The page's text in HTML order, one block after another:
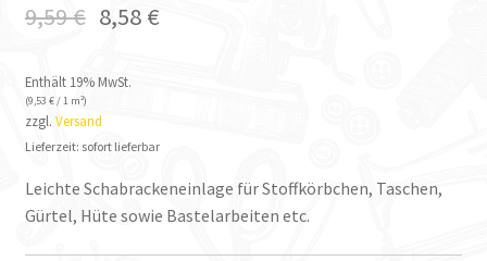
9,59€ 8,58 €
Enthält 19% MwSt.
(9,53 €/ 1 m²)
zzgl. Versand
Lieferzeit: sofort lieferbar
Leichte Schabrackeneinlage für Stoffkörbchen, Taschen,
Gürtel, Hüte sowie Bastelarbeiten etc.